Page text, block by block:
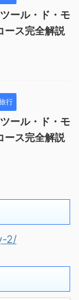
ール・ド・モ
ース完全解説
行
ール・ド・モ
ース完全解説
2/